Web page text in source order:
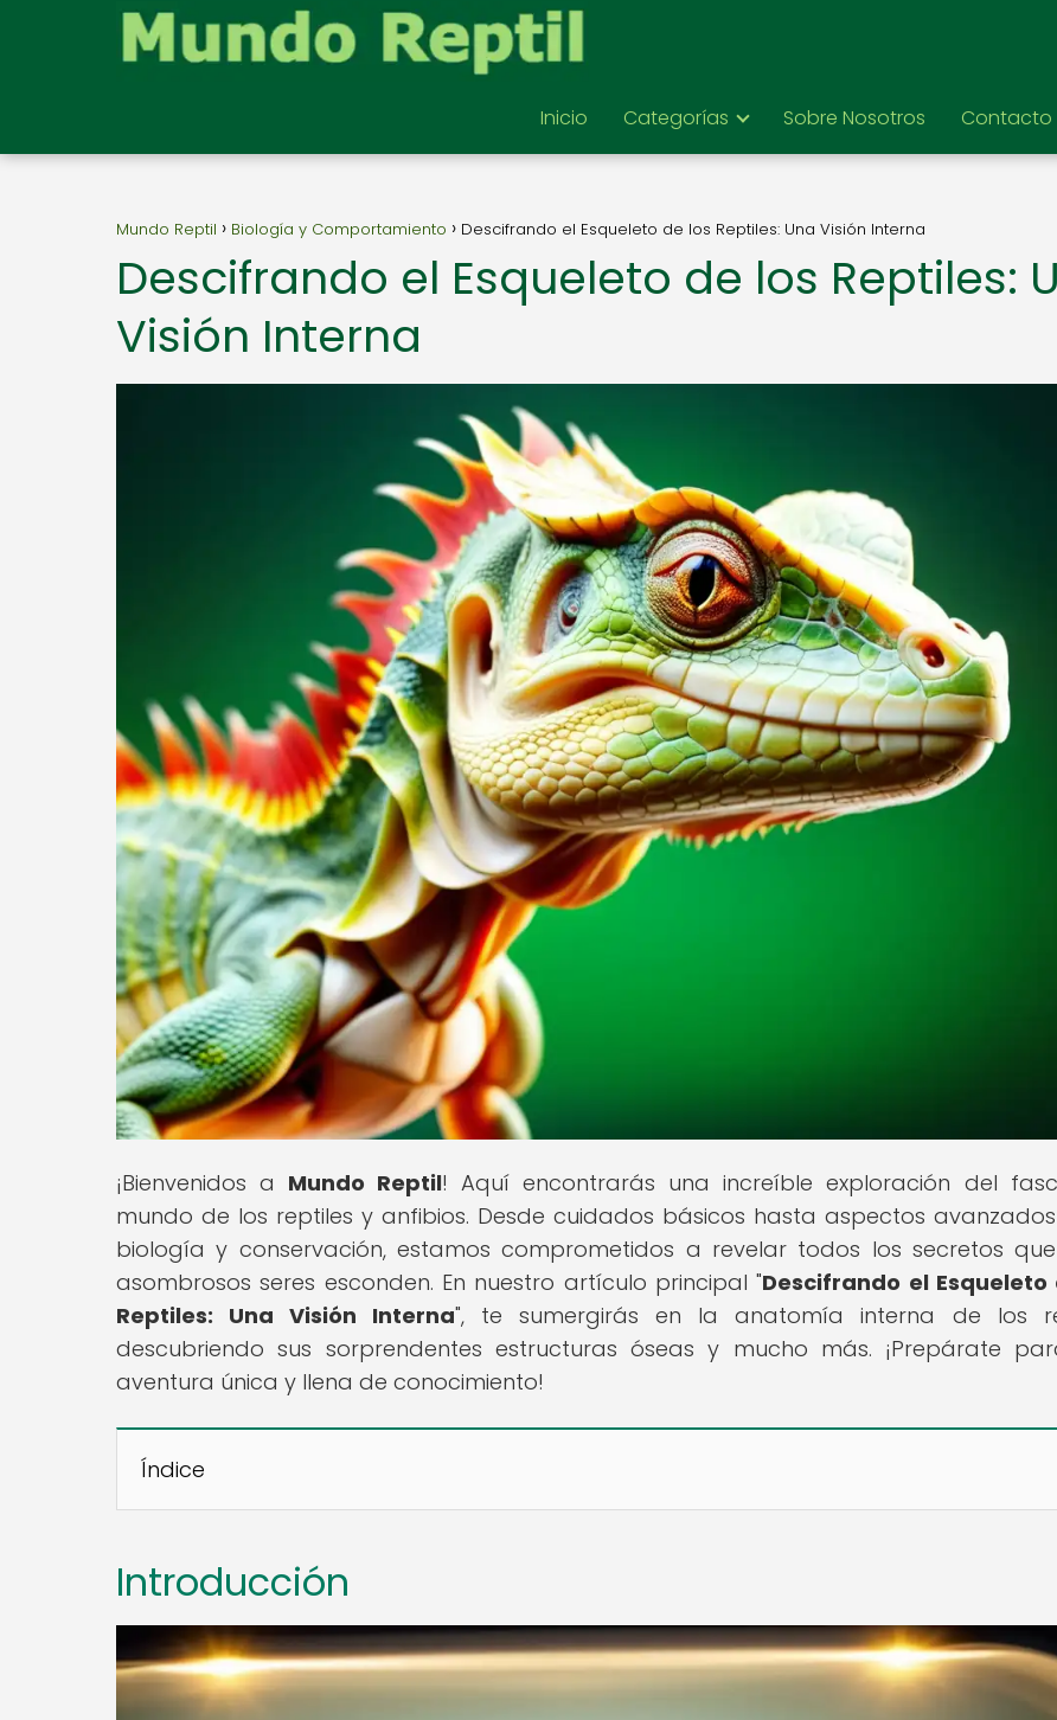
Inicio Categorías Sobre Nosotros Contacto
Mundo Reptil Biología y Comportamiento Descifrando el Esqueleto de los Reptiles: Una Visión Interna
Descifrando el Esqueleto de los Reptiles:
Visión Interna
¡Bienvenidos a Mundo Reptil! Aquí encontrarás una increíble exploración del
mundo de los reptiles y anfibios. Desde cuidados básicos hasta aspectos
biología y conservación, estamos comprometidos a revelar todos los secretos
asombrosos seres esconden. En nuestro artículo principal "Descifrando el Esqueleto
Reptiles: Una Visión Interna", te sumergirás en la anatomía interna de los
descubriendo sus sorprendentes estructuras óseas y mucho más. ¡Prepárate
aventura única y llena de conocimiento!
Índice
Introducción